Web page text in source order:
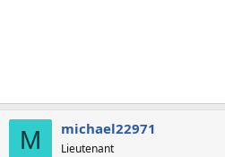
M michael22971
Lieutenant